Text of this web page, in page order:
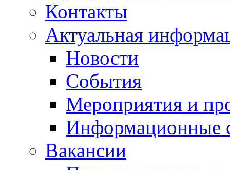
Контакты
Актуальная
Новости
События
Мероприятия и
Информационные
Вакансии